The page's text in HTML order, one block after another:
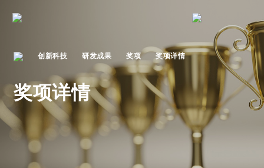
创新科技 研发成果 奖项 奖项详情
奖项详情